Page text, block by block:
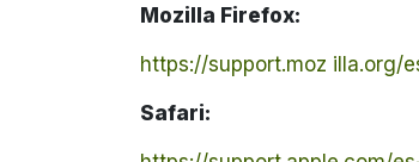
Mozilla Firefox:
https://support.moz illa.org/
Safari: